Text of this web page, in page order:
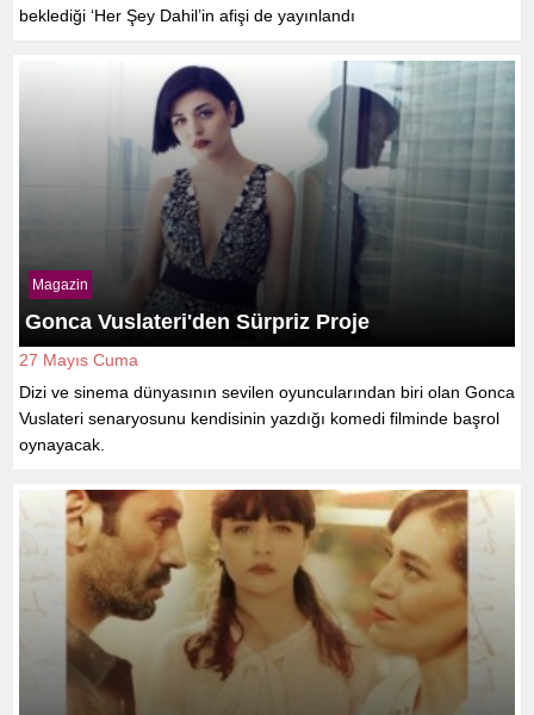
beklediği ‘Her Şey Dahil’in afişi de yayınlandı
Magazin
Gonca Vuslateri'den Sürpriz Proje
27 Mayıs Cuma
Dizi ve sinema dünyasının sevilen oyuncularından biri olan Gonca
Vuslateri senaryosunu kendisinin yazdığı komedi filminde başrol
oynayacak.